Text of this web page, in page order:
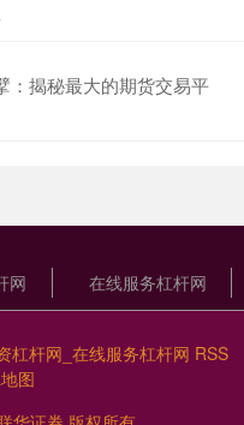
：揭秘最大的期货交易平
网 在线服务杠杆网
杠杆网_在线服务杠杆网 RSS
图